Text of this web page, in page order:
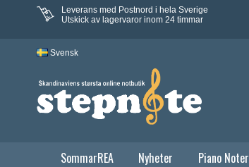
Leverans med Postnord i hela Sverige
Utskick av lagervaror inom 24 timmar
Svensk
SommarREA Nyheter Piano Noter